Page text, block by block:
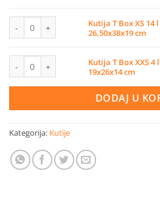
Kutija T Box XS 14 l providnaKutija T Box XS 14
26,50x38x19 cm
Kutija T Box XXS 4 l providna 19x26x14
Kutija T Box XXS
19x26x14 cm
DODAJ U
Kategorija: Kutije